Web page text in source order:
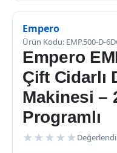
Empero
Ürün Kodu: EMP.500-D-
Empero
Çift Cidarlı
Makinesi –
Programlı
★ ★ ★ ★ ★